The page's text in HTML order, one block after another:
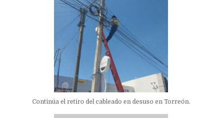
Continúa el retiro del cableado en desuso en Torreón.